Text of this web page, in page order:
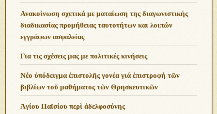
Ανακοίνωση σχετικά με ματαίωση της διαγωνιστικής
διαδικασίας προμήθειας ταυτοτήτων και λοιπών
εγγράφων ασφαλείας
Για τις σχέσεις μας με πολιτικές κινήσεις
Νέο ὑπόδειγμα ἐπιστολῆς γονέα γιά ἐπιστροφή τῶν
βιβλίων τοῦ μαθήματος τῶν Θρησκευτικῶν
Ἁγίου Παϊσίου περὶ ἀδελφοσύνης